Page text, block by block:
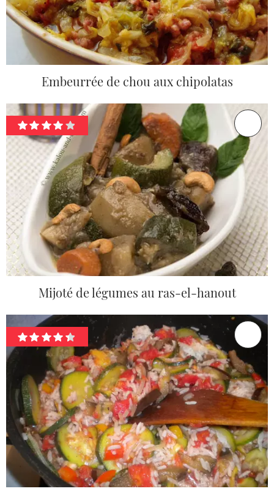
Embeurrée de chou aux chipolatas
Mijoté de légumes au ras-el-hanout